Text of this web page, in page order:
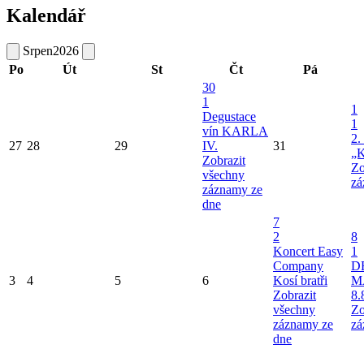
Kalendář
Srpen2026
Po
Út St Čt Pá
27 28 29
30
1
Degustace
vín KARLA
IV.
Zobrazit
všechny
záznamy ze
dne
31
1
1
2.
3 4 5 6
7
2
Koncert Easy
Company
Kosí bratři
Zobrazit
všechny
záznamy ze
dne
8
1